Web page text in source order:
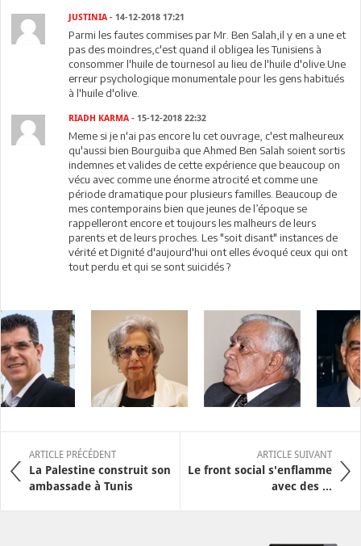
JUSTINIA - 14-12-2018 17:21
Parmi les fautes commises par Mr. Ben Salah,il y en a une et
pas des moindres,c'est quand il obligea les Tunisiens à
consommer l'huile de tournesol au lieu de l'huile d'olive.Une
erreur psychologique monumentale pour les gens habitués
à l'huile d'olive.
RIADH KARMA - 15-12-2018 22:32
Meme si je n'ai pas encore lu cet ouvrage, c'est malheureux
qu'aussi bien Bourguiba que Ahmed Ben Salah soient sortis
indemnes et valides de cette expérience que beaucoup on
vécu avec comme une énorme atrocité et comme une
période dramatique pour plusieurs familles. Beaucoup de
mes contemporains bien que jeunes de l’époque se
rappelleront encore et toujours les malheurs de leurs
parents et de leurs proches. Les "soit disant" instances de
vérité et Dignité d'aujourd'hui ont elles évoqué ceux qui ont
tout perdu et qui se sont suicidés ?
ARTICLE PRÉCÉDENT
La Palestine construit son
ambassade à Tunis
ARTICLE SUIVANT
Le front social s'enflamme
avec des ...